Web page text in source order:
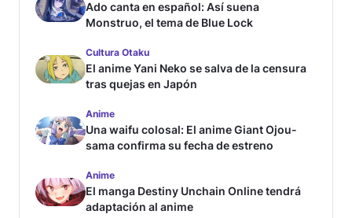
Cultura Otaku
Japón
Live-Action